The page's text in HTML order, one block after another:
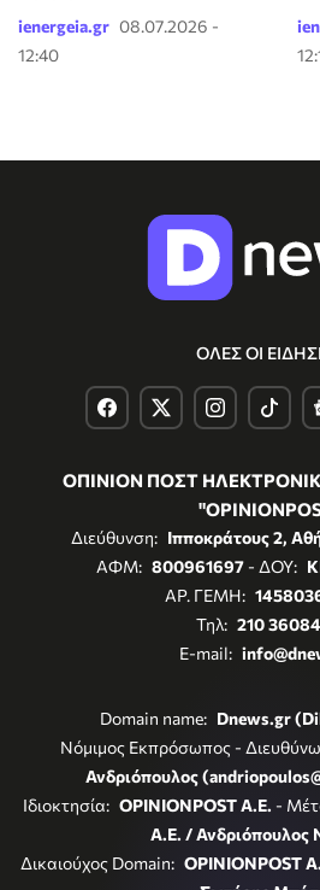
ienergeia.gr 08.07.2026 -
12:40
ΟΛΕΣ ΟΙ
ΟΠΙΝΙΟΝ ΠΟΣΤ
Διεύθυνση: Ιπποκράτους 2,
ΑΦΜ: 800961697- ΔΟΥ:
ΑΡ. ΓΕΜΗ:
Τηλ: 210
E-mail:
Domain name: Dnews.gr
Νόμιμος Εκπρόσωπος -
Ανδριόπουλος
Ιδιοκτησία: OPINIONPOST A.E. -
Α.Ε. / Ανδριόπουλος
Δικαιούχος Domain: OPINIONPOST